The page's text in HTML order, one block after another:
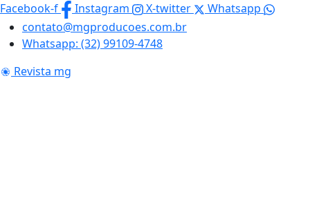
Skip
to
content
Facebook-f Instagram X-twitter
Whatsapp
contato@mgproducoes.com.br
Whatsapp: (32) 99109-4748
Revista mg